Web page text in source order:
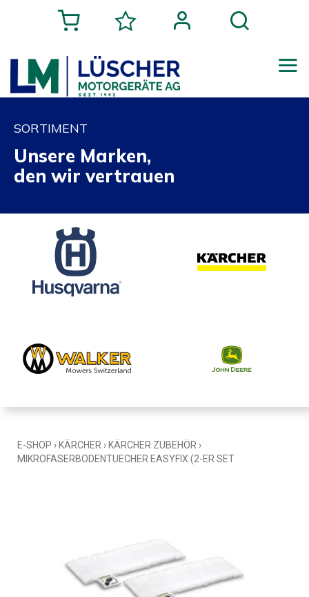
SORTIMENT
Unsere Marken,
den wir vertrauen
E-SHOP › KÄRCHER › KÄRCHER ZUBEHÖR ›
MIKROFASERBODENTUECHER EASYFIX (2-ER SET